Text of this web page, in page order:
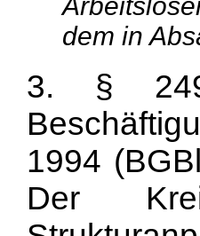
dem in
3. §
1994
Der